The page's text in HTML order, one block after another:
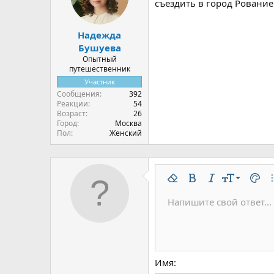
Надежда
Бушуева
Опытный
путешественник
Участник
Сообщения
392
Реакции
54
Возраст
26
Город
Москва
Пол
Женский
съездить в город
УдалитьЖирныйКурсивРазмер
9
10
18
Цвет
Шрифт Arial
Зачёркнутый
Подчёркнутый
Вставить
Спойлер
Код
Напишите свой ответ...
Имя